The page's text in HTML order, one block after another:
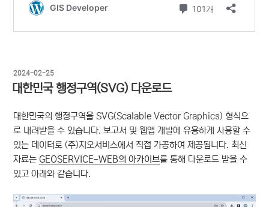
작
성
일
2024-02-25
대한민국 행정구역(SVG) 다운로드
대한민국의 행정구역을 SVG(Scalable Vector Graphics) 형식으
로 내려받을 수 있습니다. 보고서 및 웹앱 개발에 유용하게 사용할 수
있는 데이터로 (주)지오서비스에서 직접 가공하여 제공됩니다. 최신
자료는 GEOSERVICE-WEB의 아카이브를 통해 다운로드 받을 수
있고 아래와 같습니다.